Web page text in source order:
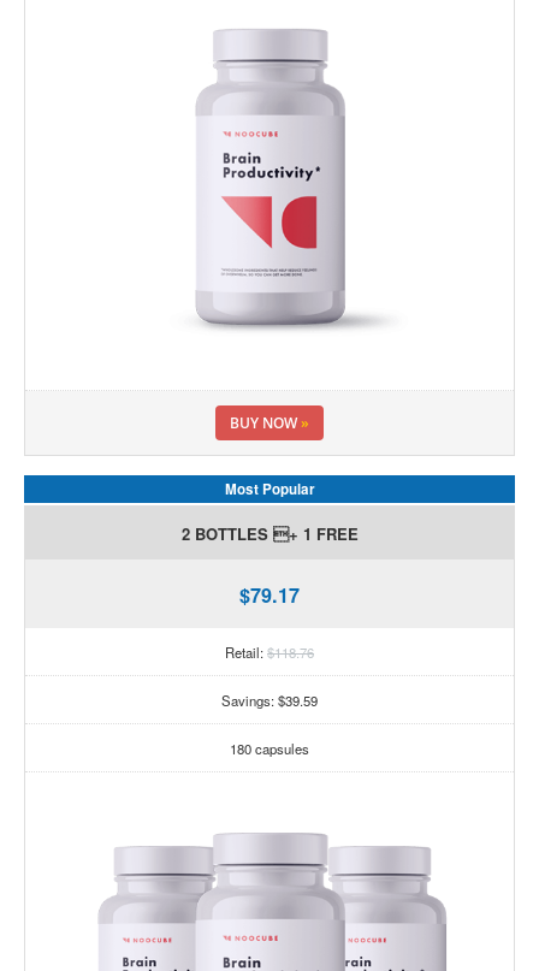
BUY NOW»
Most Popular
2 BOTTLES + 1 FREE
$79.17
Retail:$118.76
Savings: $39.59
180 capsules